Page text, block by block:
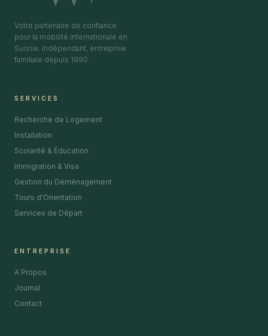
Votre partenaire de confiance
pour la mobilité internationale en
Suisse. Indépendant, entreprise
familiale depuis 1990.
SERVICES
Recherche de Logement
Installation
Scolarité & Éducation
Immigration & Visa
Gestion du Déménagement
Tours d'Orientation
Services de Départ
ENTREPRISE
A Propos
Journal
Contact